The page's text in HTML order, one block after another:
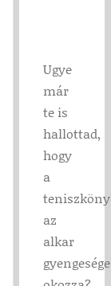
Ugye
már
te is
hallottad,
hogy
a
az
alkar
gyengesége